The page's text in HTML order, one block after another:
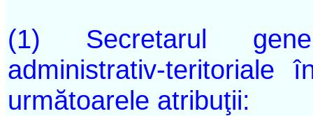
(1) Secretarul
administrativ-teritoriale
următoarele atribuţii: